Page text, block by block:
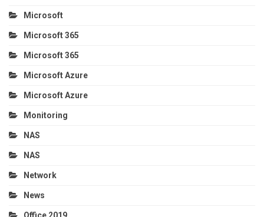
Microsoft
Microsoft 365
Microsoft 365
Microsoft Azure
Microsoft Azure
Monitoring
NAS
NAS
Network
News